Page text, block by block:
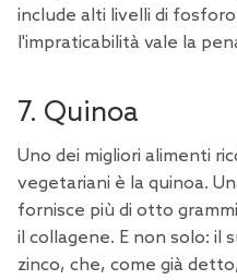
include alti livelli di
l'impraticabilità vale la
7. Quinoa
Uno dei migliori alimenti
vegetariani è la quinoa.
fornisce più di otto
il collagene. E non solo: il
zinco, che, come già